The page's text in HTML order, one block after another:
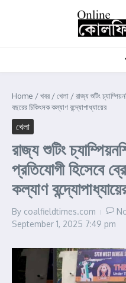
Home /খবর /খেলা /রাজ্য শুটিং
বছরের চিকিৎসক কল্যাণ বন্দ্যোপাধ্যায়ের
খেলা
রাজ্য শুটিং
প্রতিযোগী হিসেবে
কল্যাণ
By coalfieldtimes.com
September 1, 2025 7:49 pm